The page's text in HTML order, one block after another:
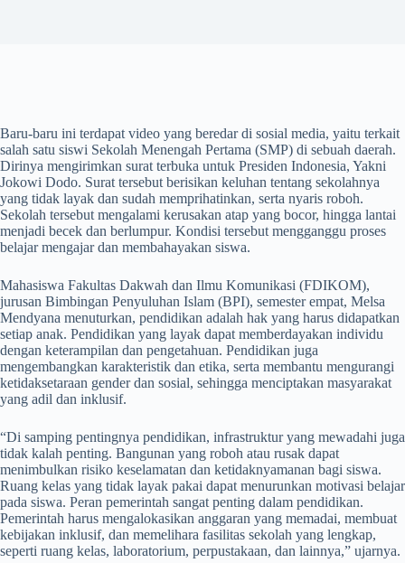
Baru-baru ini terdapat video yang beredar di sosial media, yaitu terkait
salah satu siswi Sekolah Menengah Pertama (SMP) di sebuah daerah.
Dirinya mengirimkan surat terbuka untuk Presiden Indonesia, Yakni
Jokowi Dodo. Surat tersebut berisikan keluhan tentang sekolahnya
yang tidak layak dan sudah memprihatinkan, serta nyaris roboh.
Sekolah tersebut mengalami kerusakan atap yang bocor, hingga lantai
menjadi becek dan berlumpur. Kondisi tersebut mengganggu proses
belajar mengajar dan membahayakan siswa.
Mahasiswa Fakultas Dakwah dan Ilmu Komunikasi (FDIKOM),
jurusan Bimbingan Penyuluhan Islam (BPI), semester empat, Melsa
Mendyana menuturkan, pendidikan adalah hak yang harus didapatkan
setiap anak. Pendidikan yang layak dapat memberdayakan individu
dengan keterampilan dan pengetahuan. Pendidikan juga
mengembangkan karakteristik dan etika, serta membantu mengurangi
ketidaksetaraan gender dan sosial, sehingga menciptakan masyarakat
yang adil dan inklusif.
“Di samping pentingnya pendidikan, infrastruktur yang mewadahi juga
tidak kalah penting. Bangunan yang roboh atau rusak dapat
menimbulkan risiko keselamatan dan ketidaknyamanan bagi siswa.
Ruang kelas yang tidak layak pakai dapat menurunkan motivasi belajar
pada siswa. Peran pemerintah sangat penting dalam pendidikan.
Pemerintah harus mengalokasikan anggaran yang memadai, membuat
kebijakan inklusif, dan memelihara fasilitas sekolah yang lengkap,
seperti ruang kelas, laboratorium, perpustakaan, dan lainnya,” ujarnya.